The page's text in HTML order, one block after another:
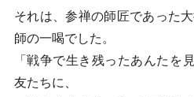
それは、参禅の師匠であった
師の一喝でした。
「戦争で生き残ったあんたを
友たちに、